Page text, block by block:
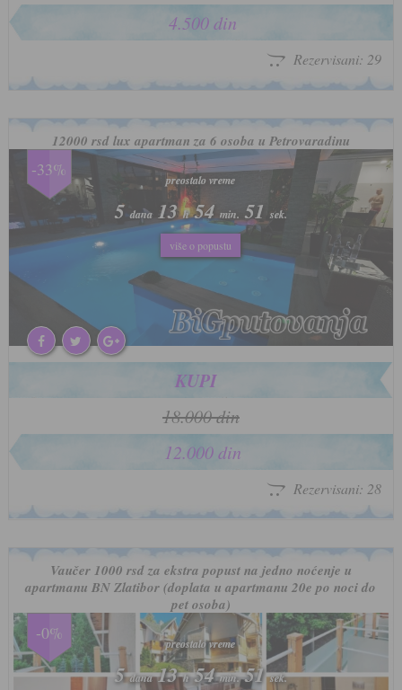
4.500 din
Rezervisani: 29
12000 rsd lux apartman za 6 osoba u Petrovaradinu
-33%
preostalo vreme
5dana 13h 54 min. 48 sek.
više o popustu
preostalo vreme
5dana 13h 54 min. 48 sek.
više o popustu
KUPI
18.000 din
12.000 din
Rezervisani: 28
Vaučer 1000 rsd za ekstra popust na jedno noćenje u
apartmanu BN Zlatibor (doplata u apartmanu 20e po noci do
pet osoba)
-0%
preostalo vreme
5dana 13h 54min. 48sek.
preostalo vreme
5dana 13h 54min. 48sek.